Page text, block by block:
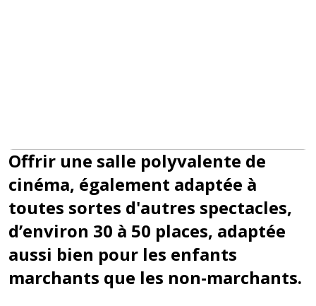
Offrir une salle polyvalente de
cinéma, également adaptée à
toutes sortes d'autres spectacles,
d’environ 30 à 50 places, adaptée
aussi bien pour les enfants
marchants que les non-marchants.